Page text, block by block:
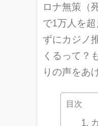
ロナ無策（
で1万人を
ずにカジノ
くるって？
りの声をあ
目次